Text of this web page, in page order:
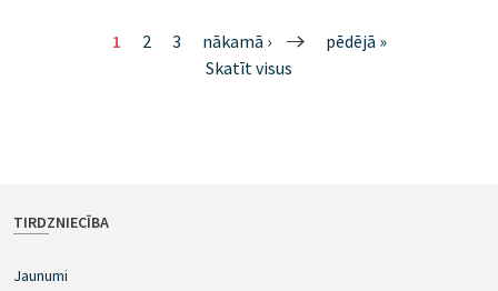
1 2 3 nākamā ›
pēdējā »
Skatīt visus
TIRDZNIECĪBA
Jaunumi